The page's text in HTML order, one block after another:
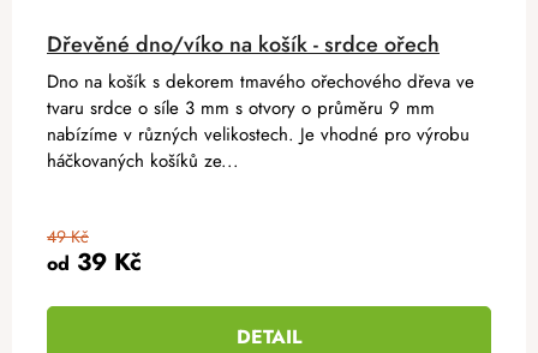
Dřevěné dno/víko na košík - srdce ořech
od 39 Kč
49 Kč
DETAIL
Dno na košík s dekorem tmavého ořechového dřeva ve
tvaru srdce o síle 3 mm s otvory o průměru 9 mm
nabízíme v různých velikostech. Je vhodné pro výrobu
háčkovaných košíků ze...